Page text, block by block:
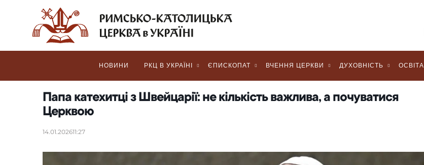
НОВИНИ РКЦ В УКРАЇНІ ЄПИСКОПАТ ВЧЕННЯ ЦЕРКВИ ДУХОВНІСТЬ ОСВІТА
Папа катехитці з Швейцарії: не кількість важлива, а почуватися
Церквою
14.01.202611:27